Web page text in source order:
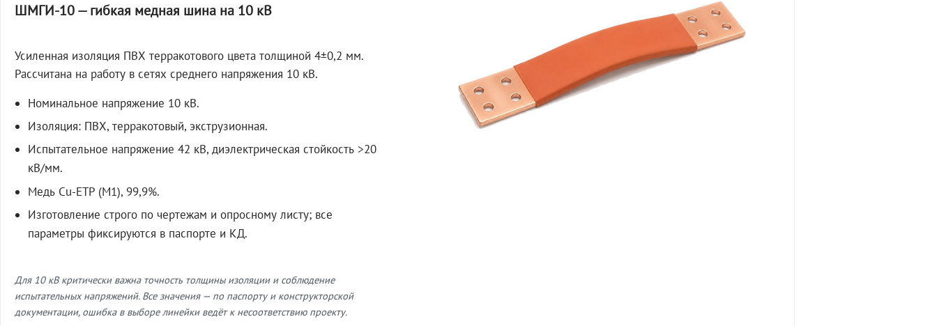
ШМГИ-10 — гибкая медная шина на 10 кВ
Усиленная изоляция ПВХ терракотового цвета толщиной 4±0,2 мм.
Рассчитана на работу в сетях среднего напряжения 10 кВ.
Номинальное напряжение 10 кВ.
Изоляция: ПВХ, терракотовый, экструзионная.
Испытательное напряжение 42 кВ, диэлектрическая стойкость >20
кВ/мм.
Медь Cu-ETP (M1), 99,9%.
Изготовление строго по чертежам и опросному листу; все
параметры фиксируются в паспорте и КД.
Для 10 кВ критически важна точность толщины изоляции и соблюдение
испытательных напряжений. Все значения — по паспорту и конструкторской
документации, ошибка в выборе линейки ведёт к несоответствию проекту.